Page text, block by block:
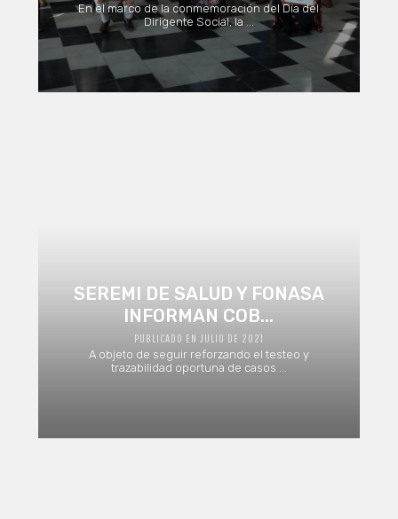
En el marco de la conmemoración del Día del
Dirigente Social, la ...
SEREMI DE SALUD Y FONASA
INFORMAN COB...
PUBLICADO EN JULIO DE 2021
A objeto de seguir reforzando el testeo y
trazabilidad oportuna de casos ...